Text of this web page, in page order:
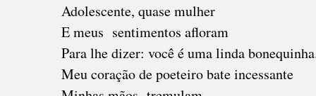
Adolescente, quase mulher
E meus sentimentos afloram
Para lhe dizer: você é uma linda
Meu coração de poeteiro bate incessante